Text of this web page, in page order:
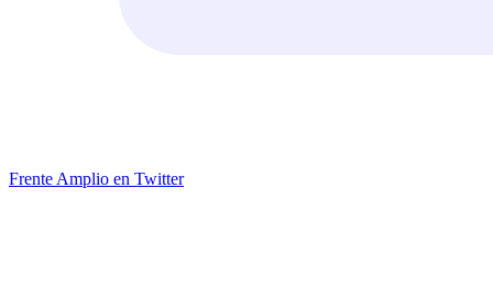
Frente Amplio en Twitter